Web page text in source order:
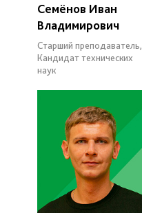
Семёнов Иван
Владимирович
Старший преподаватель,
Кандидат технических
наук